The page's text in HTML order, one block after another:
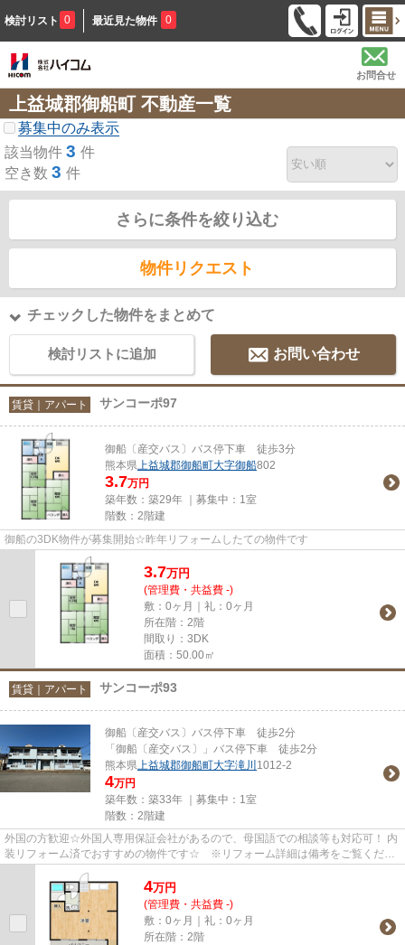
検討リスト 0 最近見た物件 0
お問合せ
上益城郡御船町 不動産一覧
募集中のみ表示
該当物件 3 件
空き数 3 件
さらに条件を絞り込む
物件リクエスト
チェックした物件をまとめて
検討リストに追加 お問い合わせ
賃貸｜アパート サンコーポ97
御船〔産交バス〕バス停下車 徒歩3分
熊本県上益城郡御船町大字御船802
3.7万円
築年数：築29年 ｜募集中： 1室
階数：2階建
御船の3DK物件が募集開始☆昨年リフォームしたての物件です
3.7万円
(管理費・共益費 -)
敷：0ヶ月｜礼：0ヶ月
所在階：2階
間取り：3DK
面積：50.00㎡
賃貸｜アパート サンコーポ93
御船〔産交バス〕バス停下車 徒歩2分
「御船〔産交バス〕」バス停下車 徒歩2分
熊本県上益城郡御船町大字滝川 1012-2
4万円
築年数：築33年 ｜募集中： 1室
階数：2階建
外国の方歓迎☆外国人専用保証会社があるので、母国語での相談等も対応可！ 内
装リフォーム済でおすすめの物件です☆ ※リフォーム詳細は備考をご覧くださ
4万円
(管理費・共益費 -)
敷：0ヶ月｜礼：0ヶ月
所在階：2階